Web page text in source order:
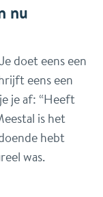
nu
doet eens een
eens een
je af: “Heeft
is het
hebt
was.